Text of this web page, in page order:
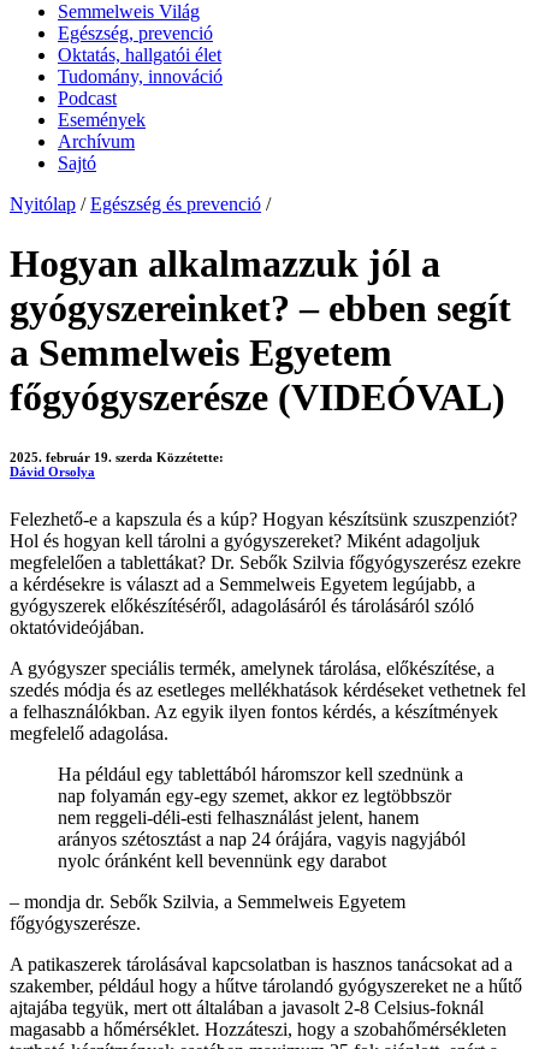
Semmelweis Világ
Egészség, prevenció
Oktatás, hallgatói élet
Tudomány, innováció
Podcast
Események
Archívum
Sajtó
Nyitólap / Egészség és prevenció /
Hogyan alkalmazzuk jól a
gyógyszereinket? – ebben segít
a Semmelweis Egyetem
főgyógyszerésze (VIDEÓVAL)
2025. február 19. szerda Közzétette:
Dávid Orsolya
Felezhető-e a kapszula és a kúp? Hogyan készítsünk szuszpenziót?
Hol és hogyan kell tárolni a gyógyszereket? Miként adagoljuk
megfelelően a tablettákat? Dr. Sebők Szilvia főgyógyszerész ezekre
a kérdésekre is választ ad a Semmelweis Egyetem legújabb, a
gyógyszerek előkészítéséről, adagolásáról és tárolásáról szóló
oktatóvideójában.
A gyógyszer speciális termék, amelynek tárolása, előkészítése, a
szedés módja és az esetleges mellékhatások kérdéseket vethetnek fel
a felhasználókban. Az egyik ilyen fontos kérdés, a készítmények
megfelelő adagolása.
Ha például egy tablettából háromszor kell szednünk a
nap folyamán egy-egy szemet, akkor ez legtöbbször
nem reggeli-déli-esti felhasználást jelent, hanem
arányos szétosztást a nap 24 órájára, vagyis nagyjából
nyolc óránként kell bevennünk egy darabot
– mondja dr. Sebők Szilvia, a Semmelweis Egyetem
főgyógyszerésze.
A patikaszerek tárolásával kapcsolatban is hasznos tanácsokat ad a
szakember, például hogy a hűtve tárolandó gyógyszereket ne a hűtő
ajtajába tegyük, mert ott általában a javasolt 2-8 Celsius-foknál
magasabb a hőmérséklet. Hozzáteszi, hogy a szobahőmérsékleten